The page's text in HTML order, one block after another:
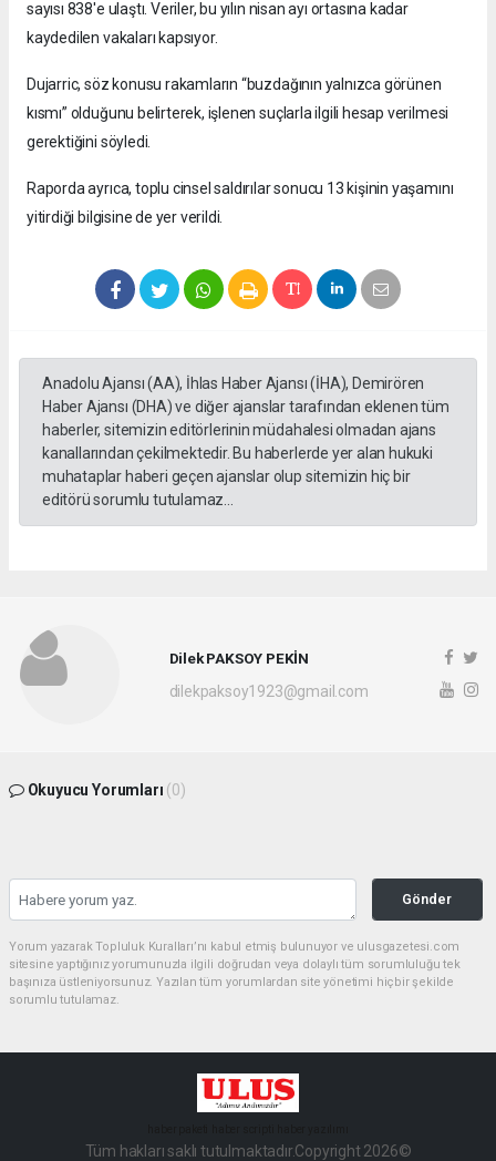
sayısı 838'e ulaştı. Veriler, bu yılın nisan ayı ortasına kadar
kaydedilen vakaları kapsıyor.
Dujarric, söz konusu rakamların “buzdağının yalnızca görünen
kısmı” olduğunu belirterek, işlenen suçlarla ilgili hesap verilmesi
gerektiğini söyledi.
Raporda ayrıca, toplu cinsel saldırılar sonucu 13 kişinin yaşamını
yitirdiği bilgisine de yer verildi.
Anadolu Ajansı (AA), İhlas Haber Ajansı (İHA), Demirören
Haber Ajansı (DHA) ve diğer ajanslar tarafından eklenen tüm
haberler, sitemizin editörlerinin müdahalesi olmadan ajans
kanallarından çekilmektedir. Bu haberlerde yer alan hukuki
muhataplar haberi geçen ajanslar olup sitemizin hiç bir
editörü sorumlu tutulamaz...
Dilek PAKSOY PEKİN
dilekpaksoy1923@gmail.com
Okuyucu Yorumları (0)
Gönder
Yorum yazarak Topluluk Kuralları’nı kabul etmiş bulunuyor ve ulusgazetesi.com
sitesine yaptığınız yorumunuzla ilgili doğrudan veya dolaylı tüm sorumluluğu tek
başınıza üstleniyorsunuz. Yazılan tüm yorumlardan site yönetimi hiçbir şekilde
sorumlu tutulamaz.
Tüm hakları saklı tutulmaktadır.Copyright 2026©